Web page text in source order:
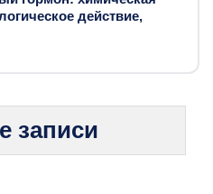
действие,
записи